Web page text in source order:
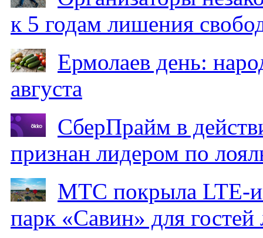
к 5 годам лишения
Ермолаев день:
августа
СберПрайм в
признан лидером по
МТС покрыла LTE-
парк «Савин» для гостей